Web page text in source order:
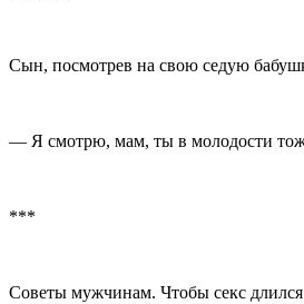
Сын, посмотрев на свою седую
— Я смотрю, мам, ты в молодости
***
Советы мужчинам. Чтобы секс длился